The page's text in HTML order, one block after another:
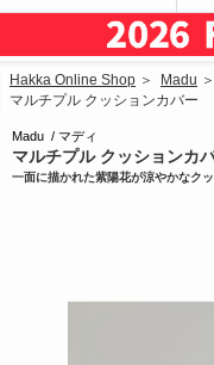
Hakka Online Shop ＞ Madu ＞
マルチプル クッションカバー
Madu / マディ
マルチプル クッションカ
一面に描かれた紫陽花が涼やかなク